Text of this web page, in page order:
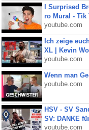
I Surprised
ro Mural - Tik
youtube.com
Ich zeige
XL | Kevin
youtube.com
Wenn man
youtube.com
HSV - SV
SV: DANKE
youtube.com